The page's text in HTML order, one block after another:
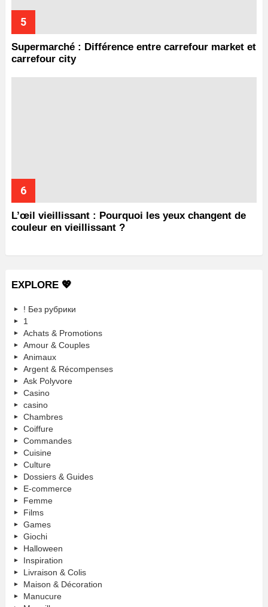
Supermarché : Différence entre carrefour market et
carrefour city
L’œil vieillissant : Pourquoi les yeux changent de
couleur en vieillissant ?
EXPLORE 💖
! Без рубрики
1
Achats & Promotions
Amour & Couples
Animaux
Argent & Récompenses
Ask Polyvore
Casino
casino
Chambres
Coiffure
Commandes
Cuisine
Culture
Dossiers & Guides
E-commerce
Femme
Films
Games
Giochi
Halloween
Inspiration
Livraison & Colis
Maison & Décoration
Manucure